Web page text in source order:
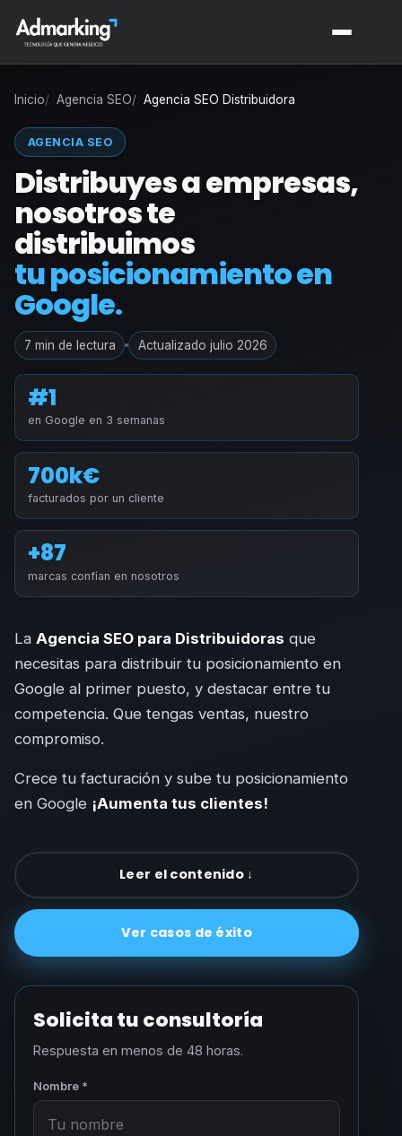
Inicio Agencia SEO Agencia SEO Distribuidora
AGENCIA SEO
Distribuyes a empresas,
nosotros te
distribuimos
tu posicionamiento en
Google.
7 min de lectura Actualizado julio 2026
#1
en Google en 3 semanas
700k€
facturados por un cliente
+87
marcas confían en nosotros
La Agencia SEO para Distribuidoras que
necesitas para distribuir tu posicionamiento en
Google al primer puesto, y destacar entre tu
competencia. Que tengas ventas, nuestro
compromiso.
Crece tu facturación y sube tu posicionamiento
en Google ¡Aumenta tus clientes!
Leer el contenido ↓
Ver casos de éxito
Solicita tu consultoría
Respuesta en menos de 48 horas.
Nombre *